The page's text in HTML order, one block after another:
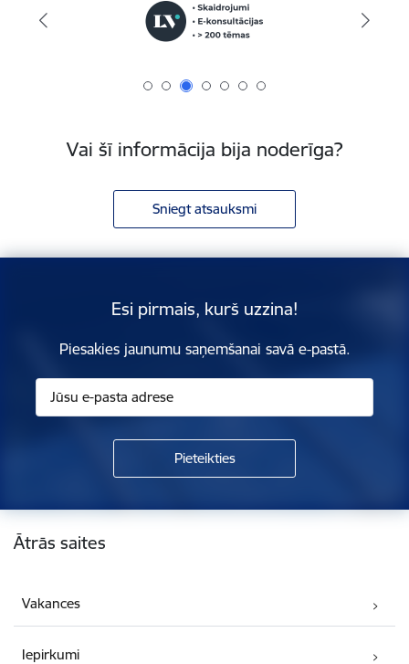
Vai šī informācija bija noderīga?
Sniegt atsauksmi
Esi pirmais, kurš uzzina!
Piesakies jaunumu saņemšanai savā e-pastā.
Kājene
Ātrās saites
Vakances
Iepirkumi